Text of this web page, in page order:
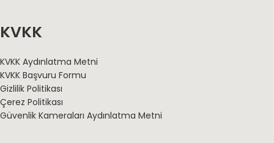
KVKK
KVKK Aydınlatma Metni
KVKK Başvuru Formu
Gizlilik Politikası
Çerez Politikası
Güvenlik Kameraları Aydınlatma Metni